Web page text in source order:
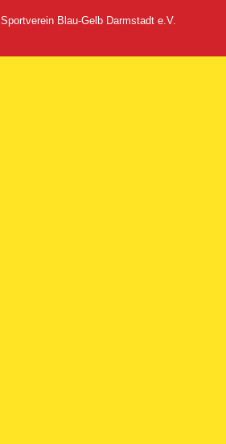
Sportverein Blau-Gelb Darmstadt e.V.